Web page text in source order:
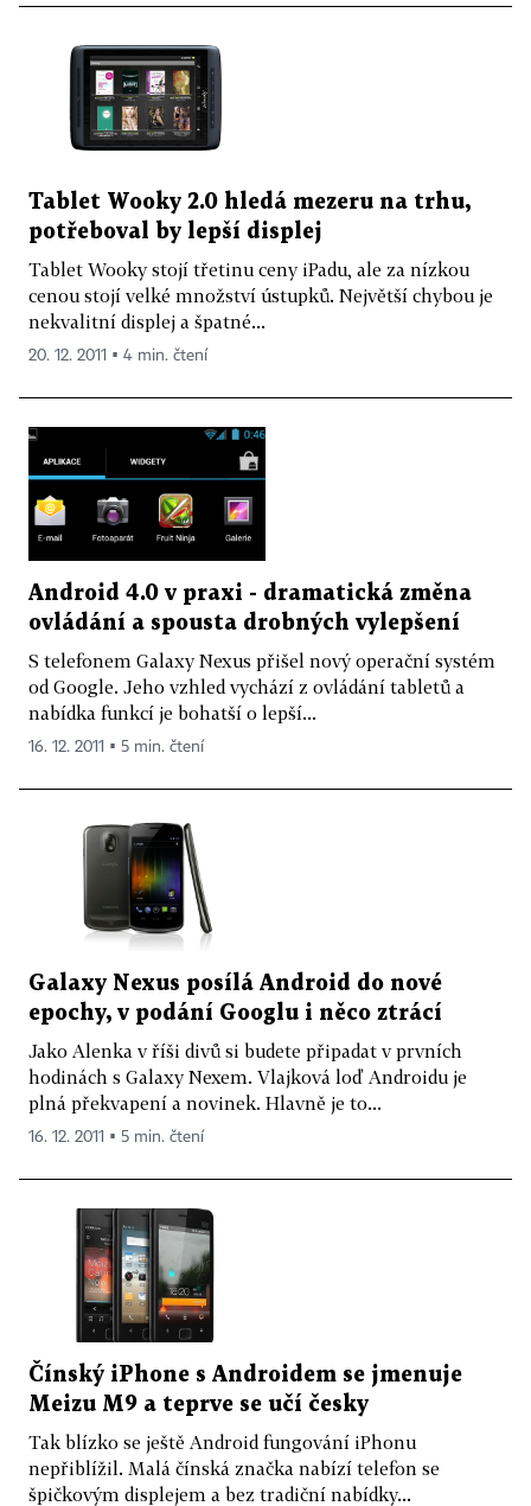
Tablet Wooky 2.0 hledá mezeru na trhu,
potřeboval by lepší displej
Tablet Wooky stojí třetinu ceny iPadu, ale za nízkou
cenou stojí velké množství ústupků. Největší chybou je
nekvalitní displej a špatné...
20. 12. 2011 ▪ 4 min. čtení
Android 4.0 v praxi - dramatická změna
ovládání a spousta drobných vylepšení
S telefonem Galaxy Nexus přišel nový operační systém
od Google. Jeho vzhled vychází z ovládání tabletů a
nabídka funkcí je bohatší o lepší...
16. 12. 2011 ▪ 5 min. čtení
Galaxy Nexus posílá Android do nové
epochy, v podání Googlu i něco ztrácí
Jako Alenka v říši divů si budete připadat v prvních
hodinách s Galaxy Nexem. Vlajková loď Androidu je
plná překvapení a novinek. Hlavně je to...
16. 12. 2011 ▪ 5 min. čtení
Čínský iPhone s Androidem se jmenuje
Meizu M9 a teprve se učí česky
Tak blízko se ještě Android fungování iPhonu
nepřiblížil. Malá čínská značka nabízí telefon se
špičkovým displejem a bez tradiční nabídky...